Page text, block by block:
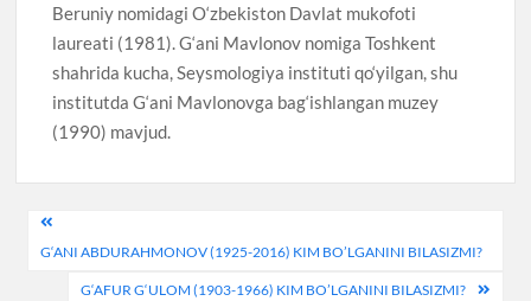
Beruniy nomidagi O‘zbekiston Davlat mukofoti
laureati (1981). G‘ani Mavlonov nomiga Toshkent
shahrida kucha, Seysmologiya instituti qo‘yilgan, shu
institutda G‘ani Mavlonovga bag‘ishlangan muzey
(1990) mavjud.
Post
menyusi
G‘ANI ABDURAHMONOV (1925-2016) KIM BO’LGANINI BILASIZMI?
G‘AFUR G‘ULOM (1903-1966) KIM BO’LGANINI BILASIZMI?